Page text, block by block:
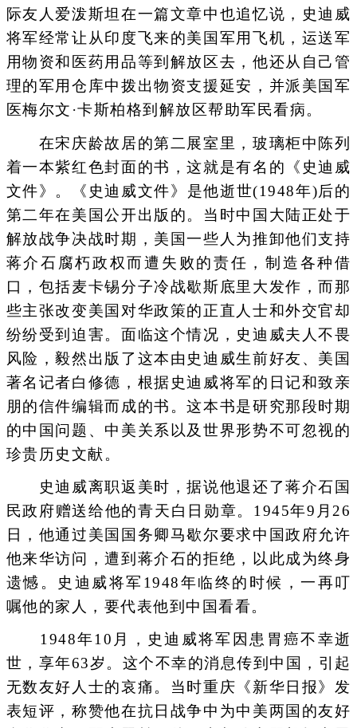
际友人爱泼斯坦在一篇文章中也追忆说，史迪威
将军经常让从印度飞来的美国军用飞机，运送军
用物资和医药用品等到解放区去，他还从自己管
理的军用仓库中拨出物资支援延安，并派美国军
医梅尔文·卡斯柏格到解放区帮助军民看病。
在宋庆龄故居的第二展室里，玻璃柜中陈列
着一本紫红色封面的书，这就是有名的《史迪威
文件》。《史迪威文件》是他逝世(1948年)后的
第二年在美国公开出版的。当时中国大陆正处于
解放战争决战时期，美国一些人为推卸他们支持
蒋介石腐朽政权而遭失败的责任，制造各种借
口，包括麦卡锡分子冷战歇斯底里大发作，而那
些主张改变美国对华政策的正直人士和外交官却
纷纷受到迫害。面临这个情况，史迪威夫人不畏
风险，毅然出版了这本由史迪威生前好友、美国
著名记者白修德，根据史迪威将军的日记和致亲
朋的信件编辑而成的书。这本书是研究那段时期
的中国问题、中美关系以及世界形势不可忽视的
珍贵历史文献。
史迪威离职返美时，据说他退还了蒋介石国
民政府赠送给他的青天白日勋章。1945年9月26
日，他通过美国国务卿马歇尔要求中国政府允许
他来华访问，遭到蒋介石的拒绝，以此成为终身
遗憾。史迪威将军1948年临终的时候，一再叮
嘱他的家人，要代表他到中国看看。
1948年10月，史迪威将军因患胃癌不幸逝
世，享年63岁。这个不幸的消息传到中国，引起
无数友好人士的哀痛。当时重庆《新华日报》发
表短评，称赞他在抗日战争中为中美两国的友好